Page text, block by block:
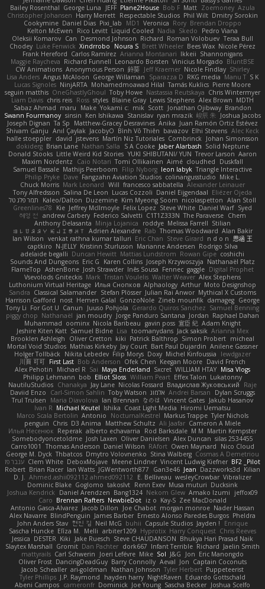
Bailey Rosenthal George Luna JEFF Plane2House Bob F Matt Zoemoney Azula
Christopher Johansen Harry Merrett Respectable Studios Phil Wilt Dmitry Sorokin
Cookymine Daniel Dias Pixi_lab MD1 Veronica Rory Brendan Droppo
Kelton McEwen
Rico Levitt Liquid Cooled Nadia Skedo
Pedro Viana
Oleksii Komarov Can Desmond Johnson Richard Roman Volobuev Teraa Bull
Chodey Luke Fenwick Xindrrobo Noura S Brett Wheeler Bees Wax Nicole Pérez
Frank Hereford Carlos Ramírez Arianna Montanari Ikkeii Shannonigans
Maggie Raycheva Richard Funnell Leonardo Borsten Vinicius Morgado BluntBSE
CW Animations Anonymous Person 鈴葵 Jeff Kraemer Nicole Findlay Shirley
Lisa Anders Angus McAloon George Willaman Sparazza D RKG media Manu T S K
Lucas Signoles NinjARTA Mohamedmoawad Hilal Tamás Kuklics Pierre Moore
seguin matthis OneGhastlyGhoul Toby Howe Nastassia Reutskaya Chris Wintermyer
Liam Davis chris reis Ross styles Blaine Gray Lewis Stephens Alex Brown MDTH
Sabaz Ahmad maru Make Yokami c: mik Scott Jonathan Ojibway Brandon
Swann Fourmanoy sinsin Ken Ishikawa Stanislav ryan mrazik 峻辰 朱 Joshua Jacobs
Joseph Dignan Ta Sp Matthew-Gracey Desravines Anika Juan Ramón Ortiz Estévez
Shivam Ganju Anıl Çaylak JacobyO Bình Võ Thiên bavazov Elhi Stevens Alec Keck
halle stoeppler david jstevens Martín Niz Tutoriales Combrinck Johan Simonsson
dokiderg Brian Lane Nathan Salla S A Cooke Jaber Alarbash Solid Neptune
Donald Stooks Little Weird Kid Stories YUKI SHIBUTANI/ YUN Trevor Larson Aaron
Maxim Nordentz
Caio Notari Tomi Ollikainen Aimé cloudhed
Duskfall
Samuel Bassale Mathijs Peerboom Filip Nyborg leon labyk Triangle Interactive
Philip Pryke Dave Fangzahn Aviation Studios colinangusstudio Mike L.
Chuck Morris Mark Leonard Will francesco sabbatella Alexander Leinauer
Tony Alfredsson Salina De Leon Lucas Cozzoli Daniel Eijgendaal Eliézer Ojeda
תמר פלג טל
Kaleo/Dalton Duzemine Kim Myeong Soom nicolaspetton Alan Stoll
Greenlines78
Kie Jeffrey McIlmoyle Felix Lopez Steve White Daniel Warf Syed
혜영 전 andrew Carbery Federico Salvetti C1T1Z333N The Paraverse Chem
Anthony Delasanta Minja Lojanica roddye Melissa Farrell Stilian
ꌃ꒒ꀎꋪꋪꌩ ꀘꈤꀤꁅꃅ꓄
Adrien Alexandre Rab Thomas Woodward Alan Bakir
Ian Wilson venkat rathna kumar talluri Eric Chan Steve Girard n d o n 思涵 王
captkiro N-JELLY Kristinn Sturluson Marianne Andersen Rodrigo Silva
adelaide begalli Duncan Hewitt Mattias Lundstrom Rowan Gipe coshichi
Sounds And Dungeons Eric G Karen Collins Joseph Krzywoszyja Nathanaël Platz
FlameTop AshenBone Josh Strawder Inês Sousa Fennec gaggle Digital Prophet
Vsevolods Gniteckis Mark Tristan Voulelis Walter Weaver Alex Stephens
Luthonium Virtual Heritage Илья Снопков Alphaology Arthur Moto Designshop
Sandra Classical Salamander Stefan Plösser Julian Rai Anwor Mythical X Customs
Harrison Gafford
nost Hemen Galal GonzoNole Zineb mounfik damageg George
Tony Li For Got U Canun Juuso Pohjola Gerardo Quiros Sanchez Samuel Benning
piggy chop Nathanaël jan moudry Jorge Panduro Santana Jordan Raphael Dahan
Muhammad oominx Nicola Baribeau gavin poss 宣臣 紀 Adam Knight
Jeshire Kiten Katt Samuel Bidne Lisa toomanydans Jack saksik Arianna Mex
Brooklen Ashleigh
Oliver Cretton kiki Patrick Balthrop Simon Probert micheal
Mortal Void Studios Mathias Kirkeby Jay Court Bart Paul Dujardin Anilene Gassner
Holger Tollbäck Nikita Lebedev Filip Morys Doxy Michel Kinfoussia
lewdgazer
川頁 可可 First Last Bob Anderson Ofek Chen Keegan Moore David French
Alex Pehotin
Michael R Sai Maya Enderland Sxcret WILLIAM HTAY Misa Vlogs
Philipp Lehmann bob Elliot Sloss William Peart Effex Talon Lukatonny
NautiluStudios Chanakya Jay Lane Nicolas Fossard Владислав Жуковський
Raje
Daviid Enzo
Carl-Simon Sahlin Toby Watson אלמוג Andrei Barsan
Dylan Scruggs
Trul Trulsen
Maria Diavolova Ian Brennan なのは Vincent Gates Jakub Hasanov
Ivan R Michael Keutel Ishika Coast Light Media Hiromi Uematsu
Marco Scala Bertolin Antonio NocturnalKestrel Markus Trappe Tyler Nichols
penguin Chris D3 Anima Matthew Schultz Ali Jaafar Cameron A Miele
Илья Несенюк Reperak alberto echavarria Rod Barksdale M M Martin Kempster
Somebodyoncetoldme Josh Laxen Oliver Danielsen Alex Duncan silas 2534455
Carro1001
Thomas Anderson Daniel Wilson RAfort Owen Maynard
Nico Cloud
George M. Dyck Thbatcos Dmytro Volovnenko Stina Walberg Cosmas A Demetriou
ענבר פז Clem White DeboxMojave Meene Lindner Vincent Ludwig Kiefner BF2 _Pilot
Robert Brian Racer Ian Watts JGWentworth877 Gan3e46 Jean Dazzworks3d Kilian
D. J. Ahmed.ashii092112 ahmed092112 E. Belliveau wesleyCrowbar Vibralizer
Dominic Blake Goglomo takoslvt Renn Exev Musa muturi Ducksink
Joshua Kendrick
Daniel Arendzen Bang1324 Nekom Glew Amako Izumi
jeffox09
Caro Brennan Rafters NewbieDot iz o Kay-S Zee MacDonald
Antonio Gasca-Alvarez Jacob Dillon Joe Chabot morgan monroe Nader Hassan
Alex Navarre BlindPenguin James Barber Ernesto Alonso Paredes Burgos Pheldra
John Anders Stav 현진 김 Neil McG buhii Capsule Studios Jayden !
Enrique
Sascha Huncke Elīza M. Melli arbiter1209 Hyprotix Harry Conquest Chris Reeves
Jessica DESTER Kiki Jake Ruesch Steve CHAUDANSON Bhukya Hari Prasad Naik
Slaytex Marshall Gromit Dan Pachter dork667 Infant Terrible Richard Jaelin Smith
mattyrails Carl Schwerin Joeri Lefévre Mike Sol J&G Jon Eric Manongdo
Oliver Frost DancingDeadGuy Barry Connolly Aeval Jon Captain Coconuts
Jacob Schealler ari-goldman Nathan Johnson Tyler Herbert Puppeteerist
Tyler Phillips J.P. Raymond hayden harry NightRaven Eduardo Gottschald
Abeni Campos cameronfr Dominick Joe Young Sascha Becker Joshua Scelfo